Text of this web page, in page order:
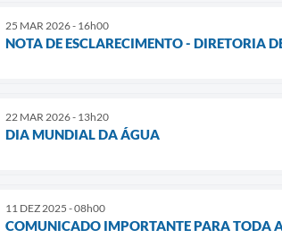
25 MAR 2026 - 16h00
NOTA DE ESCLARECIMENTO - DIRETORIA
22 MAR 2026 - 13h20
DIA MUNDIAL DA ÁGUA
11 DEZ 2025 - 08h00
COMUNICADO IMPORTANTE PARA TODA